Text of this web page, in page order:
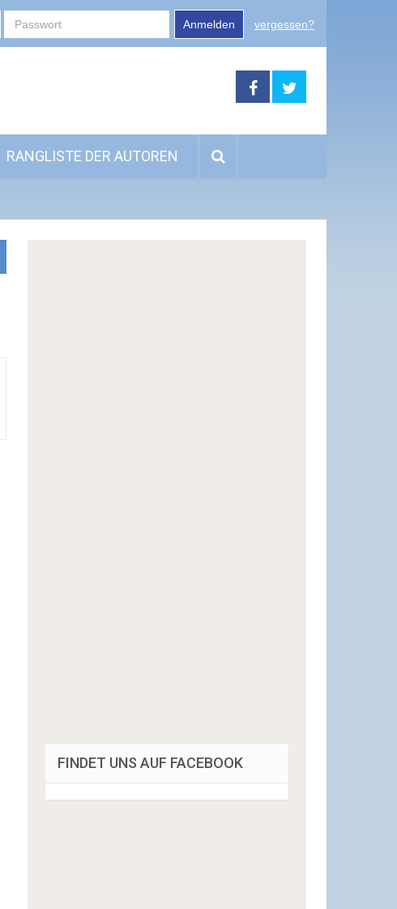
Anmelden vergessen?
RANGLISTE DER AUTOREN
FINDET UNS AUF FACEBOOK